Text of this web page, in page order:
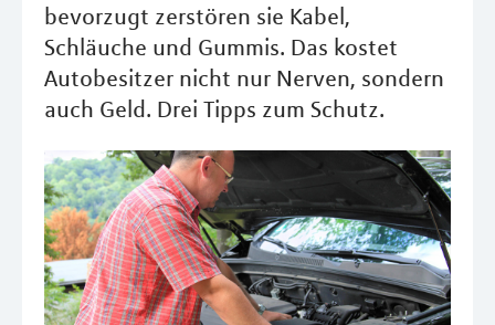
bevorzugt zerstören sie Kabel,
Schläuche und Gummis. Das kostet
Autobesitzer nicht nur Nerven, sondern
auch Geld. Drei Tipps zum Schutz.